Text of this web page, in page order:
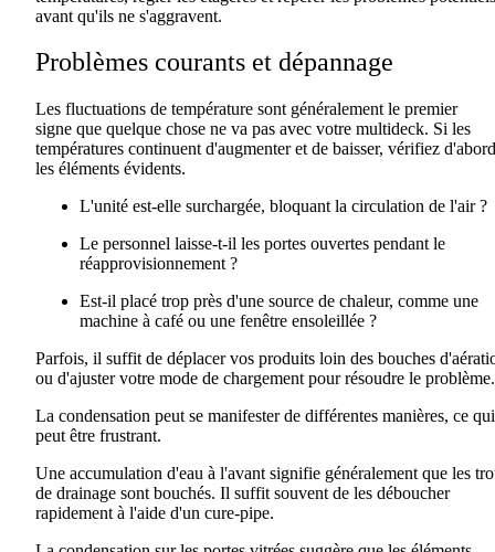
avant qu'ils ne s'aggravent.
Problèmes courants et dépannage
Les fluctuations de température sont généralement le premier
signe que quelque chose ne va pas avec votre multideck. Si les
températures continuent d'augmenter et de baisser, vérifiez d'abord
les éléments évidents.
L'unité est-elle surchargée, bloquant la circulation de l'air ?
Le personnel laisse-t-il les portes ouvertes pendant le
réapprovisionnement ?
Est-il placé trop près d'une source de chaleur, comme une
machine à café ou une fenêtre ensoleillée ?
Parfois, il suffit de déplacervos produits loin des bouches
ou d'ajuster votre mode de chargement pour résoudre le problème.
La condensation peut se manifester de différentes manières, ce qui
peut être frustrant.
Une accumulation d'eau à l'avant signifie généralement que les
de drainage sont bouchés. Il suffit souvent de les déboucher
rapidement à l'aide d'un cure-pipe.